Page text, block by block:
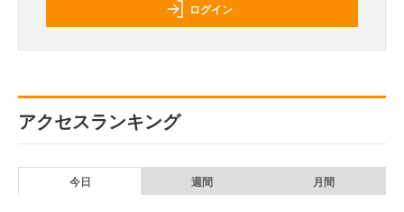
ログイン
アクセスランキング
今日 週間 月間